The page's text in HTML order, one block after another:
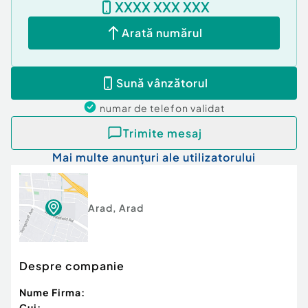
vizionare, s-ar putea să fie exact „acasă” pe care îl
Cod proprietate: CP3023897
Confort:1
Bloc de apartamente
Număr Băi:
Posibilitate parcare: Nu
XXXX XXX XXX
Arată numărul
Sună vânzătorul
numar de telefon validat
Trimite mesaj
Mai multe anunțuri ale utilizatorului
Arad, Arad
Despre companie
Nume Firma: